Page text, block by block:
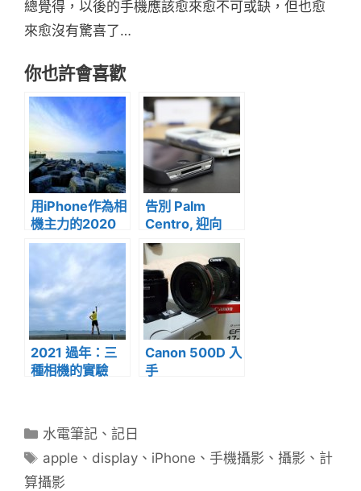
總覺得，以後的手機應該愈來愈不可或缺，但也愈
來愈沒有驚喜了…
你也許會喜歡
用iPhone作為相
機主力的2020
告別 Palm
Centro, 迎向
iPhone4
2021 過年：三
種相機的實驗
Canon 500D 入
手
分
水電筆記 、記日
標
籤
apple 、 display 、 iPhone 、手機攝影 、攝影 、 計
算攝影